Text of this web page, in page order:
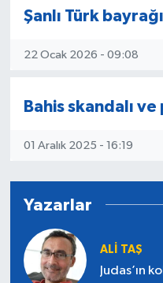
Şanlı Türk bayrağı
22 Ocak 2026 - 09:08
Bahis skandalı
01 Aralık 2025 - 16:19
Yazarlar
ALI TAŞ
Judas’ın